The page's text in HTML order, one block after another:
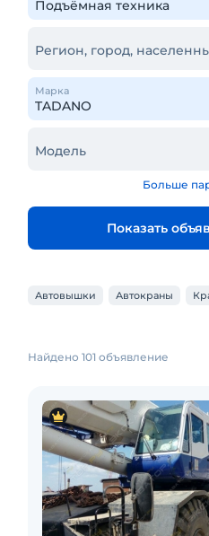
Регион, город,
Марка
Модель
Больше
Показать
Автовышки Автокраны
Найдено 101 объявление